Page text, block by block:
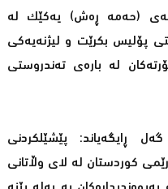
(حەمە ڕەش) یەكێك لە
پۆلیس بكرێت و لیژنەیەكی
لە بارەی تەندروستی
ڕایگەیاند: پێشێلكردنی
كوردستان لە لای وڵاتانی